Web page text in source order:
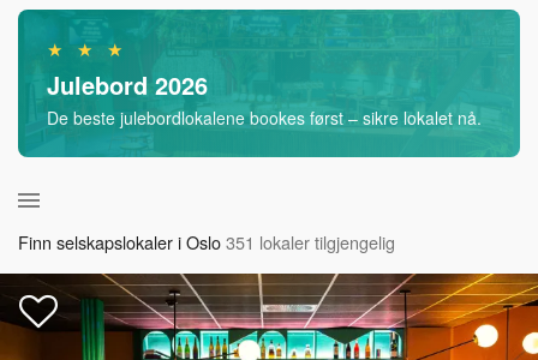
★ ★ ★
Julebord 2026
De beste julebordlokalene bookes først – sikre lokalet nå.
Finn selskapslokaler i Oslo351 lokaler tilgjengelig